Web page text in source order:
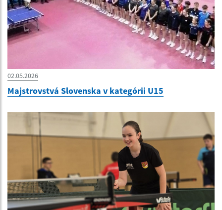
02.05.2026
Majstrovstvá Slovenska v kategórii U15